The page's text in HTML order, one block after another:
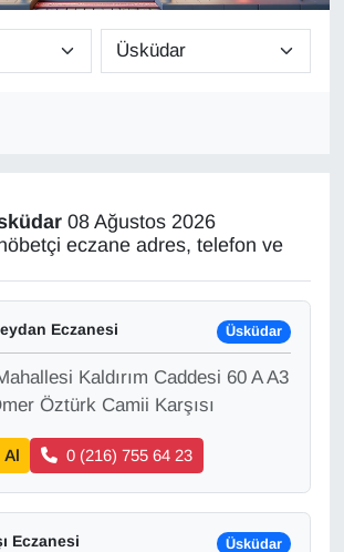
08 Ağustos 2026
eczane adres, telefon ve
Eczanesi Üsküdar
Kaldırım Caddesi 60 A A3
Öztürk Camii Karşısı
Al 0 (216) 755 64 23
Eczanesi Üsküdar